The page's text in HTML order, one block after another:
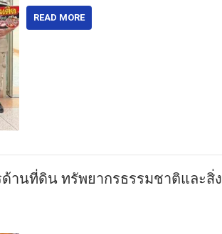
READ MORE
านที่ดิน ทรัพยากรธรรมชาติและสิ่ง